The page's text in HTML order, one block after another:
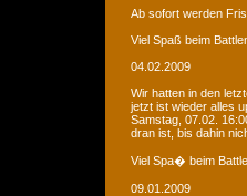
Ab sofort werden
Viel Spaß beim
04.02.2009
Wir hatten in den
jetzt ist wieder alles
Samstag, 07.02.
dran ist, bis dahin
Viel Spa� beim
09.01.2009